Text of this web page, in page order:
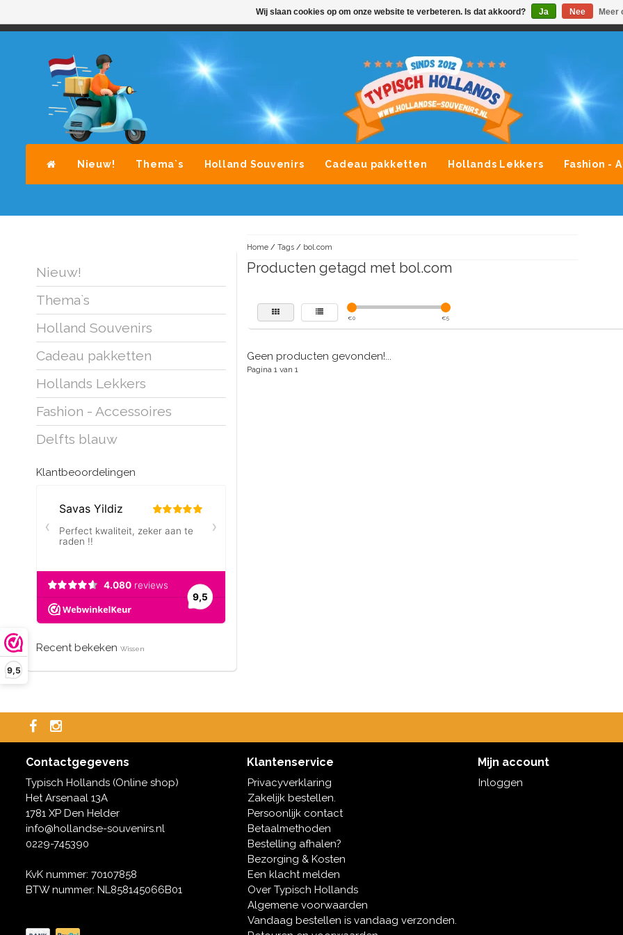
9,5
AVONDLEVERING MOGELIJK ALLE MERKEN SOUVENIRS
Nieuw! Thema`s Holland Souvenirs Cadeau pakketten Hollands Lekkers Fashion -
Nieuw!
Thema`s
Holland Souvenirs
Cadeau pakketten
Hollands Lekkers
Fashion - Accessoires
Delfts blauw
Klantbeoordelingen
Recent bekeken Wissen
Home/ Tags/ bol.com
Producten getagd met bol.com
€0 €5
Geen producten gevonden!...
Pagina 1 van 1
Contactgegevens
Typisch Hollands (Online shop)
Het Arsenaal 13A
1781 XP Den Helder
info@hollandse-souvenirs.nl
0229-745390
KvK nummer: 70107858
BTW nummer: NL858145066B01
Klantenservice
Privacyverklaring
Zakelijk bestellen.
Persoonlijk contact
Betaalmethoden
Bestelling afhalen?
Bezorging & Kosten
Een klacht melden
Over Typisch Hollands
Algemene voorwaarden
Vandaag bestellen is vandaag verzonden.
Mijn account
Inloggen
Wij slaan cookies op om onze website te verbeteren. Is dat akkoord? Ja Nee Meer